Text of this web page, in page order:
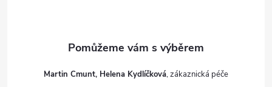
Martin Cmunt, Helena Kydlíčková